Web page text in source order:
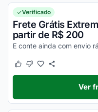
Verificado
Frete Grátis
partir de R$ 200
Este cupom funcionou
Este cupom não
Ver